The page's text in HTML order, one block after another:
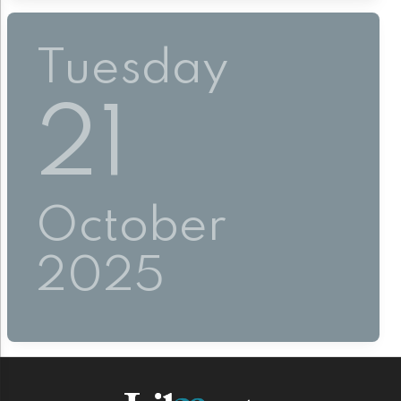
Tuesday
21
October
2025